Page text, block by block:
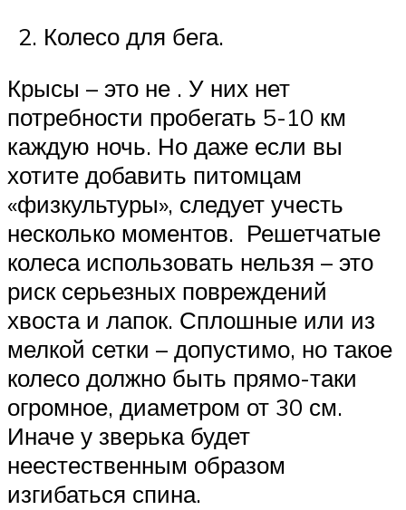
Колесо для бега.
Крысы – это не . У них нет
потребности пробегать 5-10 км
каждую ночь. Но даже если вы
хотите добавить питомцам
«физкультуры», следует учесть
несколько моментов. Решетчатые
колеса использовать нельзя – это
риск серьезных повреждений
хвоста и лапок. Сплошные или из
мелкой сетки – допустимо, но такое
колесо должно быть прямо-таки
огромное, диаметром от 30 см.
Иначе у зверька будет
неестественным образом
изгибаться спина.